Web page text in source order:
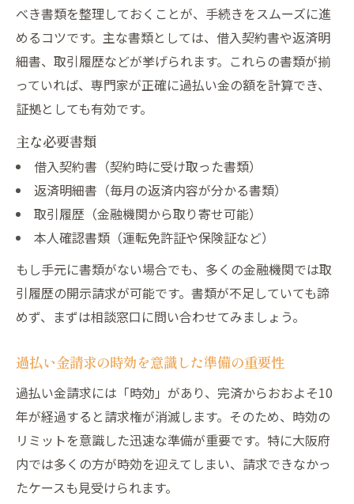
べき書類を整理しておくことが、手続きをスムーズに進
めるコツです。主な書類としては、借入契約書や返済明
細書、取引履歴などが挙げられます。これらの書類が揃
っていれば、専門家が正確に過払い金の額を計算でき、
証拠としても有効です。
主な必要書類
借入契約書（契約時に受け取った書類）
返済明細書（毎月の返済内容が分かる書類）
取引履歴（金融機関から取り寄せ可能）
本人確認書類（運転免許証や保険証など）
もし手元に書類がない場合でも、多くの金融機関では取
引履歴の開示請求が可能です。書類が不足していても諦
めず、まずは相談窓口に問い合わせてみましょう。
過払い金請求の時効を意識した準備の重要性
過払い金請求には「時効」があり、完済からおおよそ10
年が経過すると請求権が消滅します。そのため、時効の
リミットを意識した迅速な準備が重要です。特に大阪府
内では多くの方が時効を迎えてしまい、請求できなかっ
たケースも見受けられます。